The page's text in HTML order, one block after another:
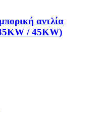
αντλία
/ 45KW)